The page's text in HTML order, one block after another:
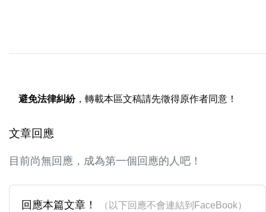
避免法律糾紛，轉載本區文稿請先徵得原作者同意！
文章回應
目前尚無回應，成為第一個回應的人吧！
回應本篇文章！ （以下回應不會連結到FaceBook）